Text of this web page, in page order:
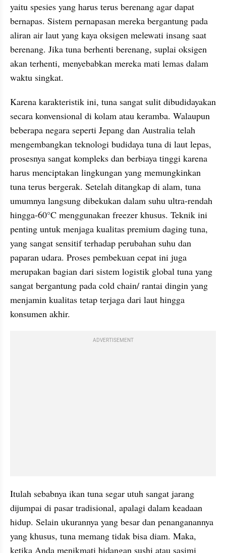
yaitu spesies yang harus terus berenang agar dapat
bernapas. Sistem pernapasan mereka bergantung pada
aliran air laut yang kaya oksigen melewati insang saat
berenang. Jika tuna berhenti berenang, suplai oksigen
akan terhenti, menyebabkan mereka mati lemas dalam
waktu singkat.
Karena karakteristik ini, tuna sangat sulit dibudidayakan
secara konvensional di kolam atau keramba. Walaupun
beberapa negara seperti Jepang dan Australia telah
mengembangkan teknologi budidaya tuna di laut lepas,
prosesnya sangat kompleks dan berbiaya tinggi karena
harus menciptakan lingkungan yang memungkinkan
tuna terus bergerak. Setelah ditangkap di alam, tuna
umumnya langsung dibekukan dalam suhu ultra-rendah
hingga-60°C menggunakan freezer khusus. Teknik ini
penting untuk menjaga kualitas premium daging tuna,
yang sangat sensitif terhadap perubahan suhu dan
paparan udara. Proses pembekuan cepat ini juga
merupakan bagian dari sistem logistik global tuna yang
sangat bergantung pada cold chain/ rantai dingin yang
menjamin kualitas tetap terjaga dari laut hingga
konsumen akhir.
ADVERTISEMENT
Itulah sebabnya ikan tuna segar utuh sangat jarang
dijumpai di pasar tradisional, apalagi dalam keadaan
hidup. Selain ukurannya yang besar dan penanganannya
yang khusus, tuna memang tidak bisa diam. Maka,
ketika Anda menikmati hidangan sushi atau sasimi